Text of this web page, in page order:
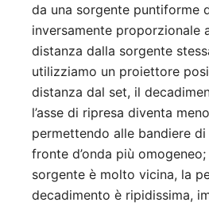
da una sorgente puntiforme
inversamente proporzionale
distanza dalla sorgente
utilizziamo un proiettore
distanza dal set, il
l’asse di ripresa diventa
permettendo alle bandiere
fronte d’onda più
sorgente è molto vicina, la
decadimento è ripidissima,